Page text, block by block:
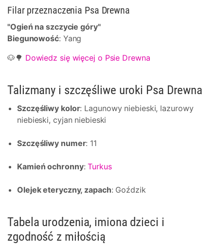
Filar przeznaczenia Psa Drewna
"Ogień na szczycie góry"
Biegunowość: Yang
🐶🌳 Dowiedz się więcej o Psie Drewna
Talizmany i szczęśliwe uroki Psa Drewna
Szczęśliwy kolor: Lagunowy niebieski, lazurowy
niebieski, cyjan niebieski
Szczęśliwy numer: 11
Kamień ochronny:Turkus
Olejek eteryczny, zapach: Goździk
Tabela urodzenia, imiona dzieci i
zgodność z miłością